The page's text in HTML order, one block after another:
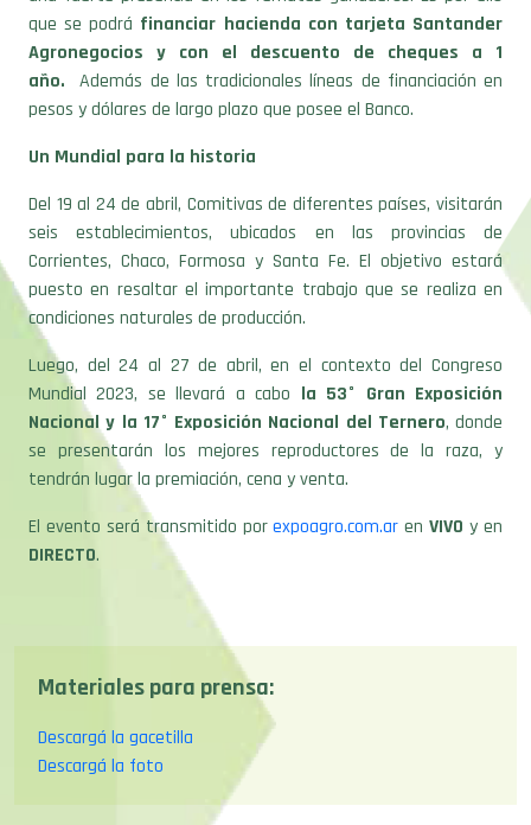
Agronegocios y con el descuento de cheques a 1
año. Además de las tradicionales líneas de financiación en
pesos y dólares de largo plazo que posee el Banco.
Un Mundial para la historia
Del 19 al 24 de abril, Comitivas de diferentes países, visitarán
seis establecimientos, ubicados en las provincias de
Corrientes, Chaco, Formosa y Santa Fe. El objetivo estará
puesto en resaltar el importante trabajo que se realiza en
condiciones naturales de producción.
Luego, del 24 al 27 de abril, en el contexto del Congreso
Mundial 2023, se llevará a cabola 53° Gran Exposición
Nacional y la 17° Exposición Nacional del Ternero, donde
se presentarán los mejores reproductores de la raza, y
tendrán lugar la premiación, cena y venta.
El evento será transmitido porexpoagro.com.ar
DIRECTO.
Materiales para prensa:
Descargá la gacetilla
Descargá la foto